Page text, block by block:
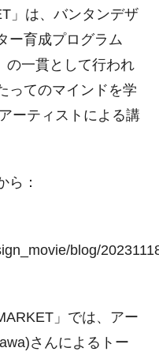
」は、バンタンデザ
ー育成プログラム
の一貫として行われ
ってのマインドを学
ーティストによる講
ら：
blog/
」では、アー
さんによるトー